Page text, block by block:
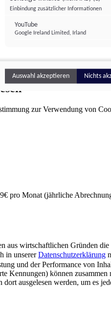
professionell
zur Verwendung von
pro Monat (jährliche
aus wirtschaftlichen Gründen
in unsererDatenschutzerklärung
und der Performance von
Kennungen) können
ausgelesen werden, um es
Einbindung zusätzlicher Informationen
YouTube
Google Ireland Limited, Irland
Auswahl akzeptieren Nichts